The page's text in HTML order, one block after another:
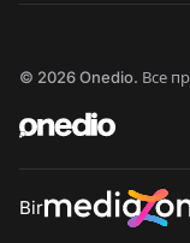
© 2026 Onedio. Все
Bir